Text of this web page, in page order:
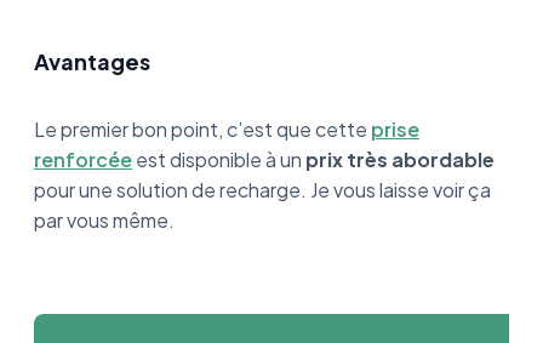
Avantages
Le premier bon point, c’est que cette prise
renforcéeest disponible à un prix très abordable
pour une solution de recharge. Je vous laisse voir ça
par vous même.